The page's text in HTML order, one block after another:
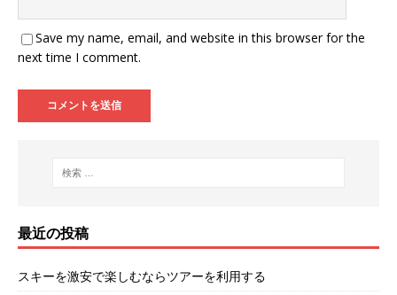
Save my name, email, and website in this browser for the
next time I comment.
最近の投稿
スキーを激安で楽しむならツアーを利用する